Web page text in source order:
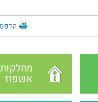
הדפס
מחלקות
אשפוז